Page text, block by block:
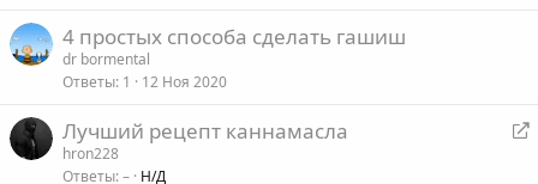
4 простых способа сделать гашиш
dr bormental
Ответы 1 12 Ноя 2020
Лучший рецепт каннамасла
hron228
Ответы – Н/Д